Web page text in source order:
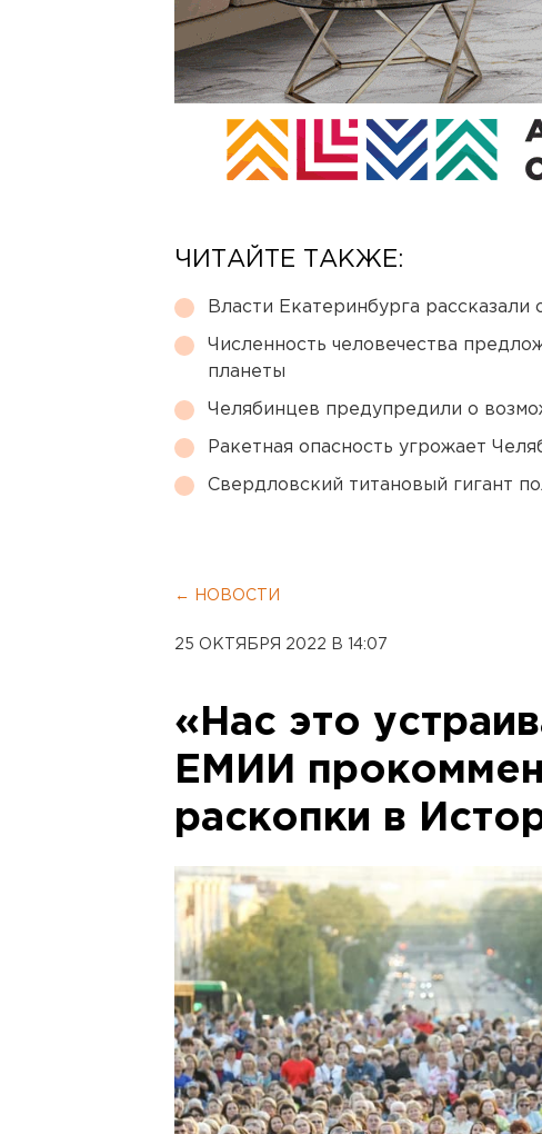
ЧИТАЙТЕ ТАКЖЕ:
Власти Екатеринбурга
Численность человечества
планеты
Челябинцев предупредили о
Ракетная опасность угрожает
Свердловский титановый гигант
← НОВОСТИ
25 ОКТЯБРЯ 2022 В 14:07
«Нас это
ЕМИИ
раскопки в